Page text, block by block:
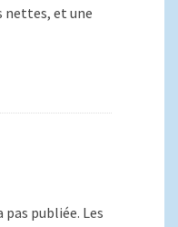
nettes, et une
pas publiée. Les